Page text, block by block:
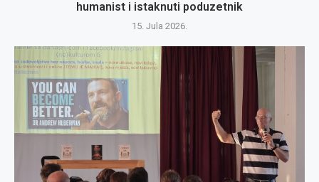
humanist i istaknuti poduzetnik
15. Jula 2026.